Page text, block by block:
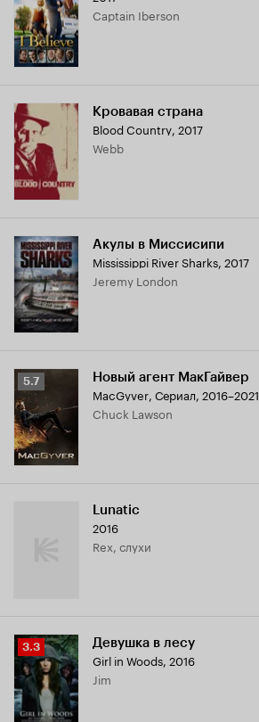
Captain Iberson
Кровавая страна
Blood Country, 2017
Webb
Акулы в Миссисипи
Mississippi River Sharks, 2017
Jeremy London
Рейтинг
Кинопоиска
5.7
5.7 Новый агент МакГайвер
MacGyver, Сериал, 2016–2021
Chuck Lawson
Lunatic
2016
Rex, слухи
Рейтинг
Кинопоиска
3.3
3.3 Девушка в лесу
Girl in Woods, 2016
Jim